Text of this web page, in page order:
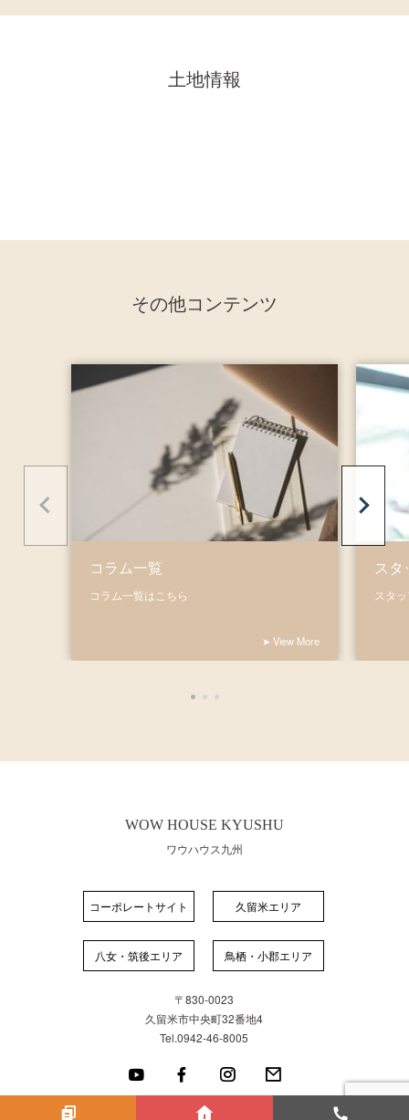
土地情報
その他コンテンツ
コラム一覧
コラム一覧はこちら
➤ View More
スタ
スタ
WOW HOUSE KYUSHU
ワウハウス九州
コーポレートサイト 久留米エリア
八女・筑後エリア ⿃栖・⼩郡エリア
〒830-0023
久留米市中央町32番地4
Tel.0942-46-8005